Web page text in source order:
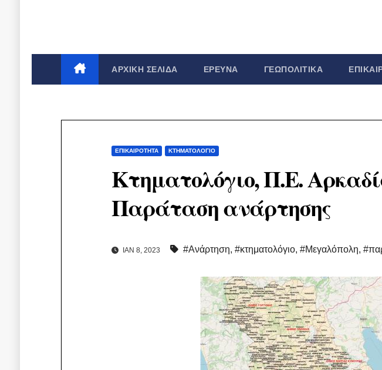
ΑΡΧΙΚΉ ΣΕΛΊΔΑ ΈΡΕΥΝΑ ΓΕΩΠΟΛΙΤΙΚΆ
ΕΠΙΚΑΙΡΌΤΗΤΑ ΚΤΗΜΑΤΟΛΌΓΙΟ
Κτηματολόγιο, Π.Ε.
Παράταση ανάρτησης
ΙΑΝ 8, 2023 #Ανάρτηση, #κτηματολόγιο, #Μεγαλόπολη,